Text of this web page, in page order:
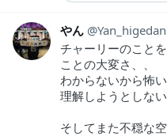
やん Yan_higedan
チャーリーのこと
ことの大変さ、、
わからないから怖
理解しようとしな
そしてまた不穏な